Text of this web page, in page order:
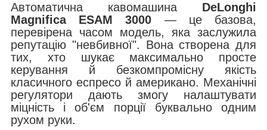
Автоматична кавомашина DeLonghi
Magnifica ESAM 3000 — це базова,
перевірена часом модель, яка заслужила
репутацію "невбивної". Вона створена для
тих, хто шукає максимально просте
керування й безкомпромісну якість
класичного еспресо й американо. Механічні
регулятори дають змогу налаштувати
міцність і об'єм порції буквально одним
рухом руки.